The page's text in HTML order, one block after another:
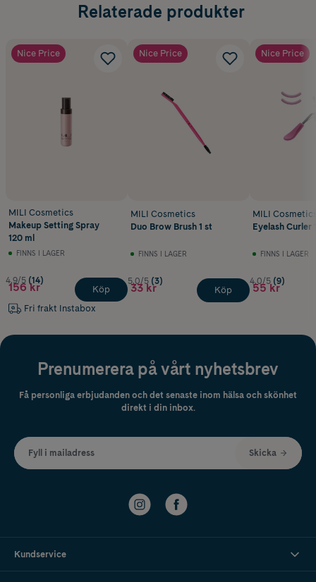
Relaterade produkter
Nice Price
MILI Cosmetics
Makeup Setting Spray
120 ml
FINNS I LAGER
4.9/5 (14)
156 kr
Fri frakt Instabox
Köp
Nice Price
MILI Cosmetics
Duo Brow Brush 1 st
FINNS I LAGER
5.0/5 (3)
33 kr Köp
Nice Price
MILI
Eyelash Curler
FINNS I LAGER
4.0/5 (9)
55 kr
Prenumerera på vårt nyhetsbrev
Få personliga erbjudanden och det senaste inom hälsa och skönhet
direkt i din inbox.
Fyll i mailadress Skicka
Kundservice